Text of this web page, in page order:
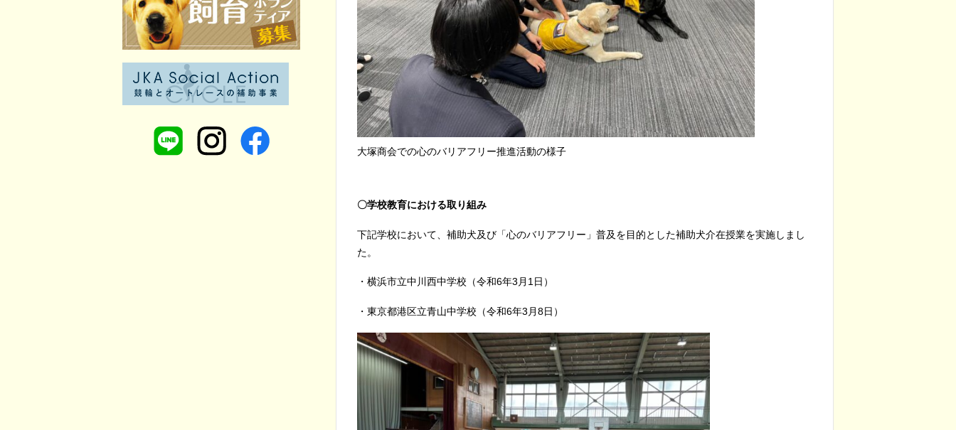
大塚商会での心のバリアフリー推進活動の様子
〇学校教育における取り組み
下記学校において、補助犬及び「心のバリアフリー」普及を目的とした補助犬介在授業を実施しまし
た。
・横浜市立中川西中学校（令和6年3月1日）
・東京都港区立青山中学校（令和6年3月8日）